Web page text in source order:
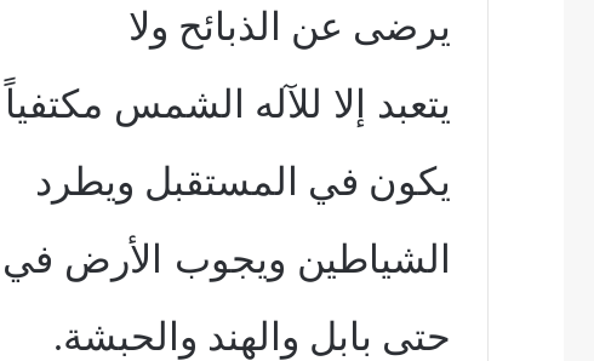
يرضى عن الذبائح ولا
يتعبد إلا للآله الشمس
يكون في المستقبل ويطرد
الشياطين ويجوب الأرض
حتى بابل والهند والحبشة.